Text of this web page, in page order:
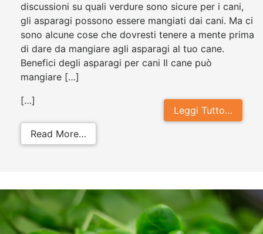
discussioni su quali verdure sono sicure per i cani,
gli asparagi possono essere mangiati dai cani. Ma ci
sono alcune cose che dovresti tenere a mente prima
di dare da mangiare agli asparagi al tuo cane.
Benefici degli asparagi per cani Il cane può
mangiare […]
Leggi Tutto…
[…]
Read More…